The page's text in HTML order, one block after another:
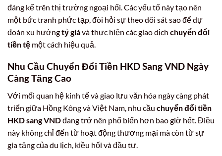
đáng kể trên thị trường ngoại hối. Các yếu tố này tạo nên
một bức tranh phức tạp, đòi hỏi sự theo dõi sát sao để dự
đoán xu hướngtỷ giávà thực hiện các giao dịch chuyển đổi
tiền tệ một cách hiệu quả.
Nhu Cầu Chuyển Đổi Tiền HKD Sang VND Ngày
Càng Tăng Cao
Với mối quan hệ kinh tế và giao lưu văn hóa ngày càng phát
triển giữa Hồng Kông và Việt Nam, nhu cầu chuyển đổi tiền
HKD sang VNDđang trở nên phổ biến hơn bao giờ hết. Điều
này không chỉ đến từ hoạt động thương mại mà còn từ sự
gia tăng của du lịch, kiều hối và đầu tư.